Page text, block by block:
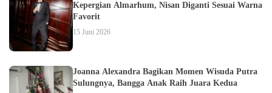
Kepergian Almarhum, Nisan Diganti Sesuai Warna
Favorit
15 Juni 2026
Joanna Alexandra Bagikan Momen Wisuda Putra
Sulungnya, Bangga Anak Raih Juara Kedua